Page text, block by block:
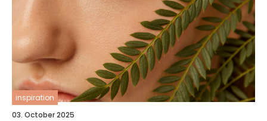
inspiration
03. October 2025